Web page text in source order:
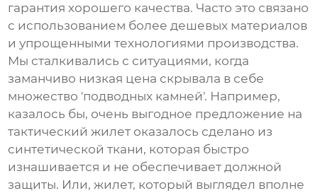
гарантия хорошего качества. Часто это связано
с использованием более дешевых материалов
и упрощенными технологиями производства.
Мы сталкивались с ситуациями, когда
заманчиво низкая цена скрывала в себе
множество 'подводных камней'. Например,
казалось бы, очень выгодное предложение на
тактический жилет оказалось сделано из
синтетической ткани, которая быстро
изнашивается и не обеспечивает должной
защиты. Или, жилет, который выглядел вполне